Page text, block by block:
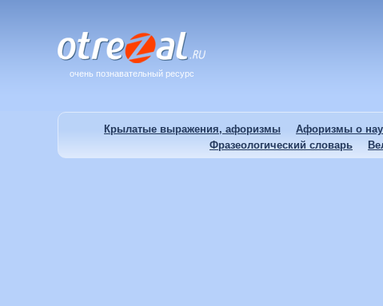
очень познавательный ресурс
Крылатые выражения, афоризмы Афоризмы о
Фразеологический словарь